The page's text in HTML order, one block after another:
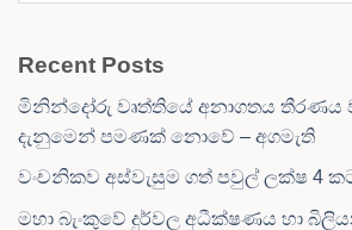
Recent Posts
මිනින්දෝරු වෘත්තියේ අනාගතය
දැනුමෙන් පමණක් නොවේ – අගමැති
වංචනිකව අස්වැසුම ගත් පවුල් ලක්ෂ 4
මහා බැංකුවේ දුර්වල අධීක්ෂණය හා